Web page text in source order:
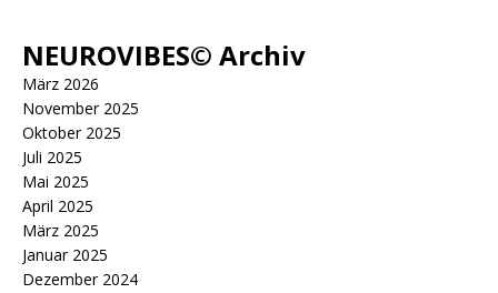
NEUROVIBES© Archiv
März 2026
November 2025
Oktober 2025
Juli 2025
Mai 2025
April 2025
März 2025
Januar 2025
Dezember 2024